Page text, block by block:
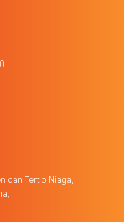
dan Tertib Niaga,